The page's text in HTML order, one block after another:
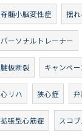
脊髄小脳変性症 揺れ
パーソナルトレーナー
腱板断裂 キャンペー
心リハ 狭心症
拡張型心筋症 スコ